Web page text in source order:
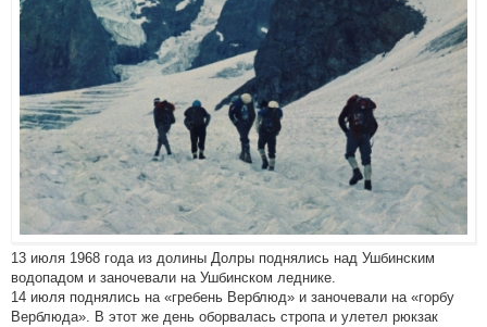
13 июля 1968 года из долины Долры поднялись над Ушбинским
водопадом и заночевали на Ушбинском леднике.
14 июля поднялись на «гребень Верблюд» и заночевали на «горбу
Верблюда». В этот же день оборвалась стропа и улетел рюкзак